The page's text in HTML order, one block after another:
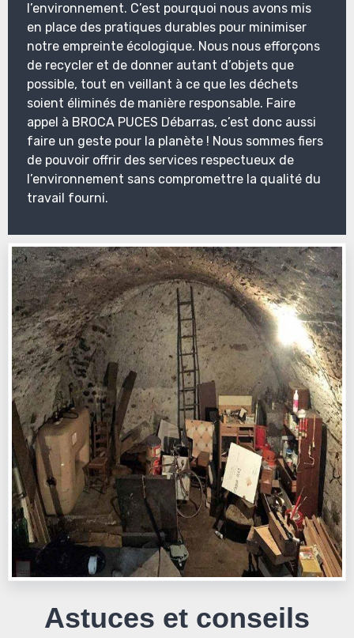
l’environnement. C’est pourquoi nous avons mis
en place des pratiques durables pour minimiser
notre empreinte écologique. Nous nous efforçons
de recycler et de donner autant d’objets que
possible, tout en veillant à ce que les déchets
soient éliminés de manière responsable. Faire
appel à BROCA PUCES Débarras, c’est donc aussi
faire un geste pour la planète ! Nous sommes fiers
de pouvoir offrir des services respectueux de
l’environnement sans compromettre la qualité du
travail fourni.
Astuces et conseils